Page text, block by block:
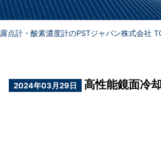
露点計・酸素濃度計のPSTジャパン株式会社
2024年03月29日 高性能鏡面冷